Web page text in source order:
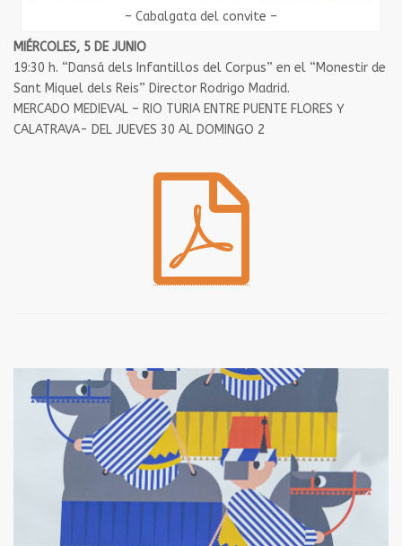
– Cabalgata del convite –
MIÉRCOLES, 5 DE JUNIO
19:30 h. “Dansá dels Infantillos del Corpus” en el “Monestir de
Sant Miquel dels Reis” Director Rodrigo Madrid.
MERCADO MEDIEVAL – RIO TURIA ENTRE PUENTE FLORES Y
CALATRAVA- DEL JUEVES 30 AL DOMINGO 2